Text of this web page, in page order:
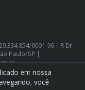
0001-96 | R Dr
Paulo/SP |
em nossa
você